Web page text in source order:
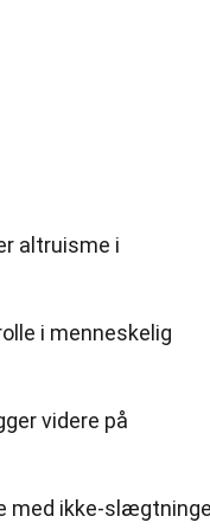
altruisme i
i menneskelig
videre på
med ikke-